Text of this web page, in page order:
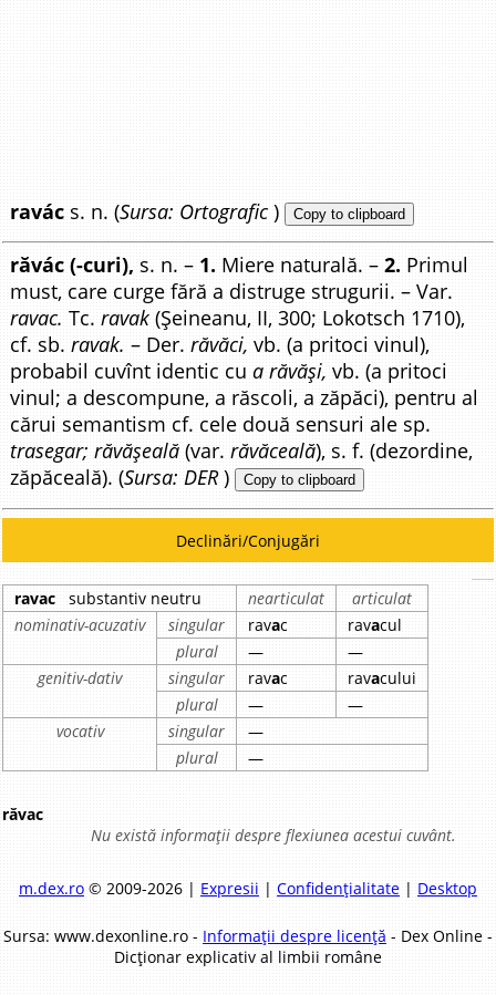
ravác s. n. (Sursa: Ortografic ) Copy to clipboard
răvác (-curi), s. n. – 1. Miere naturală. –2. Primul
must, care curge fără a distruge strugurii. – Var.
ravac. Tc.ravak (Șeineanu, II, 300; Lokotsch 1710),
cf. sb.ravak. – Der.răvăci, vb. (a pritoci vinul),
probabil cuvînt identic cua răvăși, vb. (a pritoci
vinul; a descompune, a răscoli, a zăpăci), pentru al
cărui semantism cf. cele două sensuri ale sp.
trasegar; răvășeală (var.răvăceală), s. f. (dezordine,
zăpăceală). (Sursa: DER) Copy to clipboard
Declinări/Conjugări
ravac substantiv neutru nearticulat
articulat
nominativ-acuzativ
singular ravac ravacul
plural
—
—
genitiv-dativ
singular ravac ravacului
plural
—
—
vocativ
singular
—
plural
—
răvac
Nu există informații despre flexiunea acestui cuvânt.
m.dex.ro© 2009-2026 | Expresii | Confidențialitate| Desktop
Sursa: www.dexonline.ro - Informații despre licență - Dex Online -
Dicționar explicativ al limbii române